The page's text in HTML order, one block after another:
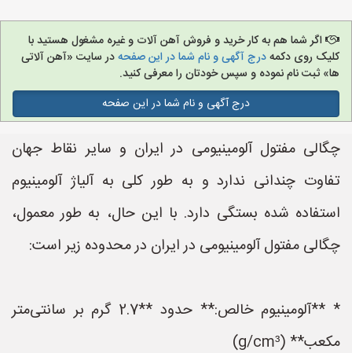
اگر شما هم به کار خرید و فروش آهن آلات و غیره مشغول هستید با
کلیک روی دکمهدرج آگهی و نام شما در این صفحهدر سایت «آهن آلاتی
ها» ثبت نام نموده و سپس خودتان را معرفی کنید.
درج آگهی و نام شما در این صفحه
چگالی مفتول آلومینیومی در ایران و سایر نقاط جهان
تفاوت چندانی ندارد و به طور کلی به آلیاژ آلومینیوم
استفاده شده بستگی دارد. با این حال، به طور معمول،
چگالی مفتول آلومینیومی در ایران در محدوده زیر است:
* **آلومینیوم خالص:** حدود **2.7 گرم بر سانتی‌متر
مکعب** (g/cm³)